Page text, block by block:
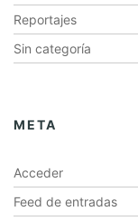
Reportajes
Sin categoría
META
Acceder
Feed de entradas